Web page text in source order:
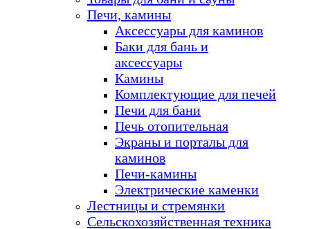
Печи, камины
Аксессуары для каминов
Баки для бань и
аксессуары
Камины
Комплектующие для печей
Печи для бани
Печь отопительная
Экраны и порталы для
каминов
Печи-камины
Электрические каменки
Лестницы и стремянки
Сельскохозяйственная техника